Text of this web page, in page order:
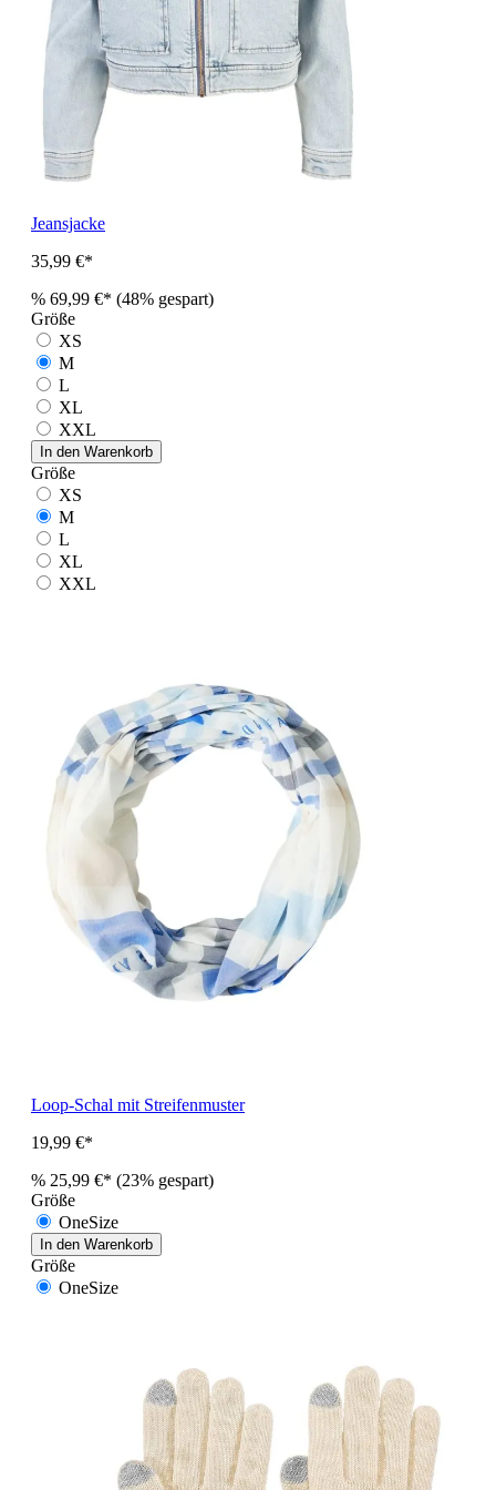
Jeansjacke
35,99 €*
% 69,99 €* (48% gespart)
Größe
XS
M
L
XL
XXL
In den Warenkorb
Größe
XS
M
L
XL
XXL
Loop-Schal mit Streifenmuster
19,99 €*
% 25,99 €* (23% gespart)
Größe
OneSize
In den Warenkorb
Größe
OneSize